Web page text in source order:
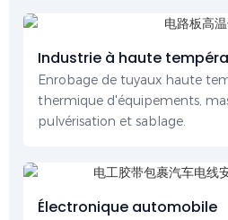
Industrie à haute
Enrobage de tuyaux haute
thermique d'équipements,
pulvérisation et sablage.
Électronique automobile